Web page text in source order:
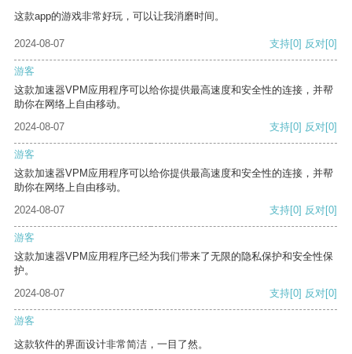
这款app的游戏非常好玩，可以让我消磨时间。
2024-08-07 支持[0] 反对[0]
游客
这款加速器VPM应用程序可以给你提供最高速度和安全性的连接，并帮
助你在网络上自由移动。
2024-08-07
支持[0] 反对[0]
游客
这款加速器VPM应用程序可以给你提供最高速度和安全性的连接，并帮
助你在网络上自由移动。
2024-08-07
支持[0] 反对[0]
游客
这款加速器VPM应用程序已经为我们带来了无限的隐私保护和安全性保
护。
2024-08-07
支持[0] 反对[0]
游客
这款软件的界面设计非常简洁，一目了然。